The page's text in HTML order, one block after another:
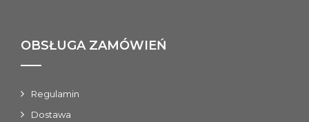
OBSŁUGA ZAMÓWIEŃ
Regulamin
Dostawa